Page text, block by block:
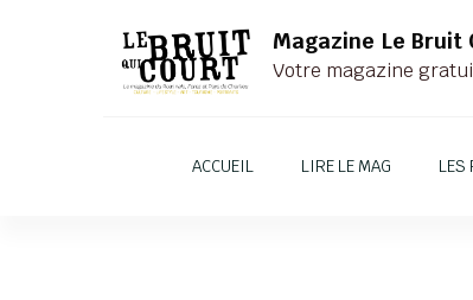
Magazine Le Bruit
Votre magazine
ACCUEIL LIRE LE MAG LES